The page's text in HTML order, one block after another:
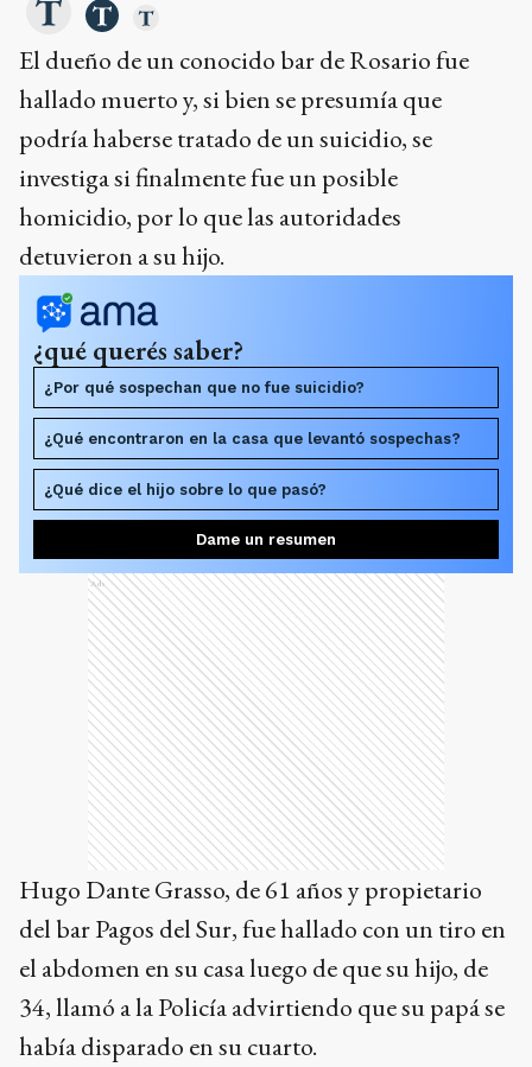
El dueño de un conocido bar de Rosario fue
hallado muerto y, si bien se presumía que
podría haberse tratado de un suicidio, se
investiga si finalmente fue un posible
homicidio, por lo que las autoridades
detuvieron a su hijo.
¿qué querés saber?
¿Por qué sospechan que no fue suicidio?
¿Qué encontraron en la casa que levantó sospechas?
¿Qué dice el hijo sobre lo que pasó?
Dame un resumen
Ads
Hugo Dante Grasso, de 61 años y propietario
del bar Pagos del Sur, fue hallado con un tiro en
el abdomen en su casa luego de que su hijo, de
34, llamó a la Policía advirtiendo que su papá se
había disparado en su cuarto.